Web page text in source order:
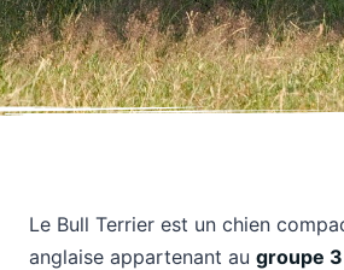
Le Bull Terrier est un chien
anglaise appartenant au groupe